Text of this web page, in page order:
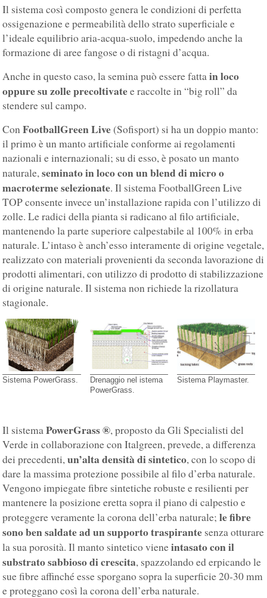
Il sistema così composto genera le condizioni di perfetta
ossigenazione e permeabilità dello strato superficiale e
l’ideale equilibrio aria-acqua-suolo, impedendo anche la
formazione di aree fangose o di ristagni d’acqua.
Anche in questo caso, la semina può essere fattain loco
oppure su zolle precoltivatee raccolte in “big roll” da
stendere sul campo.
ConFootballGreen Live(Sofisport) si ha un doppio manto:
il primo è un manto artificiale conforme ai regolamenti
nazionali e internazionali; su di esso, è posato un manto
naturale,seminato in loco con un blend di micro o
macroterme selezionate. Il sistema FootballGreen Live
TOP consente invece un’installazione rapida con l’utilizzo di
zolle. Le radici della pianta si radicano al filo artificiale,
mantenendo la parte superiore calpestabile al 100% in erba
naturale. L’intaso è anch’esso interamente di origine vegetale,
realizzato con materiali provenienti da seconda lavorazione di
prodotti alimentari, con utilizzo di prodotto di stabilizzazione
di origine naturale. Il sistema non richiede la rizollatura
stagionale.
Sistema PowerGrass.
Drenaggio nel istema
PowerGrass.
Sistema Playmaster.
Il sistemaPowerGrass ®, proposto da Gli Specialisti del
Verde in collaborazione con Italgreen, prevede, a differenza
dei precedenti,un’alta densità di sintetico, con lo scopo di
dare la massima protezione possibile al filo d’erba naturale.
Vengono impiegate fibre sintetiche robuste e resilienti per
mantenere la posizione eretta sopra il piano di calpestio e
proteggere veramente la corona dell’erba naturale;le fibre
sono ben saldate ad un supporto traspirante senza otturare
la sua porosità. Il manto sintetico vieneintasato con il
substrato sabbioso di crescita, spazzolando ed erpicando le
sue fibre affinché esse sporgano sopra la superficie 20-30 mm
e proteggano così la corona dell’erba naturale.